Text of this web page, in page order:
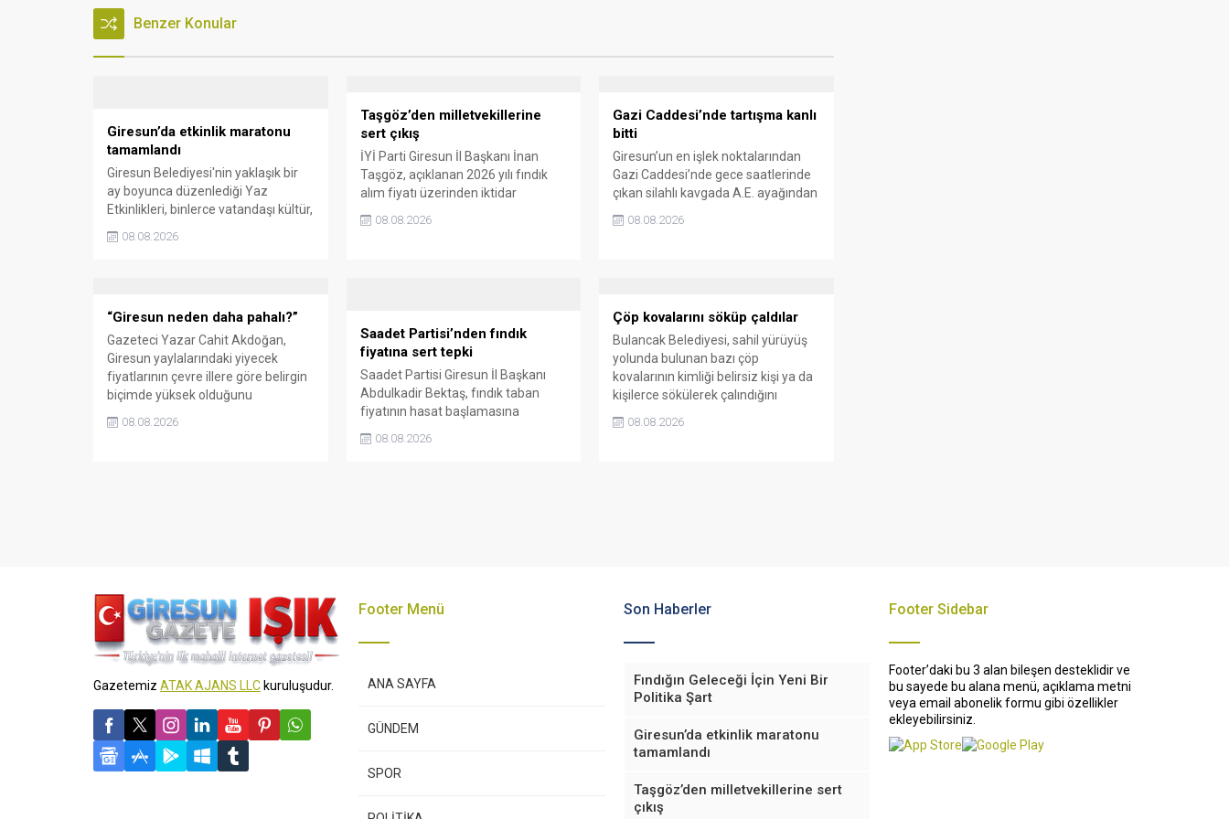
Benzer Konular
Giresun’da etkinlik maratonu
tamamlandı
Giresun Belediyesi'nin yaklaşık bir
ay boyunca düzenlediği Yaz
Etkinlikleri, binlerce vatandaşı kültür,
Yoğun ilgi gören organizasyonun
08.08.2026
Taşgöz’den milletvekillerine
sert çıkış
İYİ Parti Giresun İl Başkanı İnan
Taşgöz, açıklanan 2026 yılı fındık
alım fiyatı üzerinden iktidar
eleştirdi. Taşgöz, üreticinin
08.08.2026
Gazi Caddesi’nde tartışma kanlı
bitti
Giresun’un en işlek noktalarından
Gazi Caddesi’nde gece saatlerinde
çıkan silahlı kavgada A.E. ayağından
süreli panik yaşanırken polis geniş
08.08.2026
“Giresun neden daha pahalı?”
Gazeteci Yazar Cahit Akdoğan,
Giresun yaylalarındaki yiyecek
fiyatlarının çevre illere göre belirgin
biçimde yüksek olduğunu
Orman İl Müdürlüğü ile ilgili
08.08.2026
Saadet Partisi’nden fındık
fiyatına sert tepki
Saadet Partisi Giresun İl Başkanı
Abdulkadir Bektaş, fındık taban
fiyatının hasat başlamasına
gösterdi. Bektaş, maliyetlerin
08.08.2026
Çöp kovalarını söküp çaldılar
Bulancak Belediyesi, sahil yürüyüş
yolunda bulunan bazı çöp
kovalarının kimliği belirsiz kişi ya da
kişilerce sökülerek çalındığını
zarar verenlerin tespiti için
08.08.2026
Gazetemiz ATAK AJANS LLC kuruluşudur.
Footer Menü
ANA SAYFA
GÜNDEM
SPOR
Son Haberler
Fındığın Geleceği İçin Yeni Bir
Politika Şart
Giresun’da etkinlik maratonu
tamamlandı
Taşgöz’den milletvekillerine sert
çıkış
Footer Sidebar
Footer’daki bu 3 alan bileşen desteklidir ve
bu sayede bu alana menü, açıklama metni
veya email abonelik formu gibi özellikler
ekleyebilirsiniz.